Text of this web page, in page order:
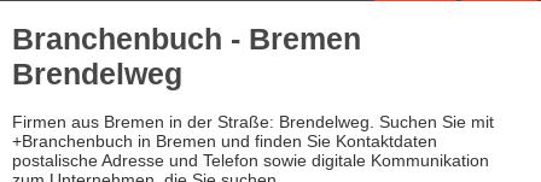
Branchenbuch - Bremen
Brendelweg
Firmen aus Bremen in der Straße: Brendelweg. Suchen Sie mit
+Branchenbuch in Bremen und finden Sie Kontaktdaten
postalische Adresse und Telefon sowie digitale Kommunikation